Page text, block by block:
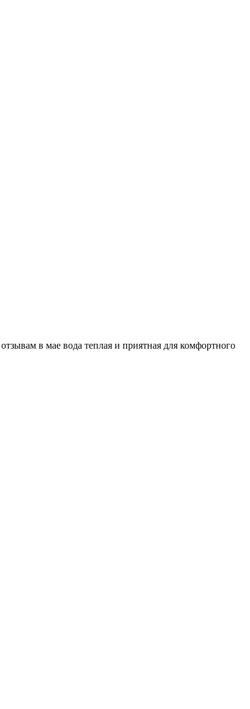
в мае вода теплая и приятная для комфортного